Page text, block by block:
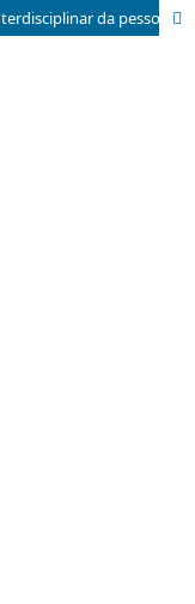
Uma experiência de cuidado holístico e interdisciplinar da pessoa idosa com Alzheimer e outras demências e de seus cuidadores: a importância da abordagem integral na promoção da saúde e do bem-estar